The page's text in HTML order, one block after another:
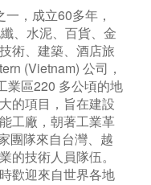
，成立60多年，
、水泥、百貨、金
術、建築、酒店旅
(Vietnam) 公司，
業區220 多公頃的地
的項目，旨在建設
工廠，朝著工業革
團隊來自台灣、越
的技術人員隊伍。
歡迎來自世界各地